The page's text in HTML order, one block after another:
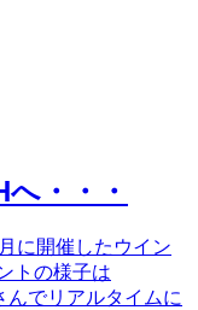
・・・
に開催したウイン
トの様子は
でリアルタイムに